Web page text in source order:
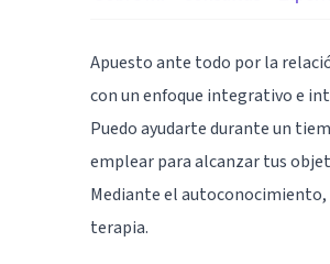
Apuesto ante todo por la
con un enfoque integrativo e
Puedo ayudarte durante un
emplear para alcanzar tus
Mediante el
terapia.